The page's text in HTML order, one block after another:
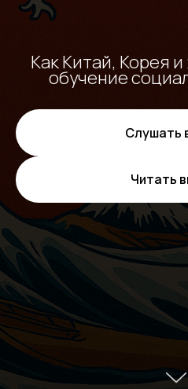
Как Китай, Корея
обучение
Слушать
Читать